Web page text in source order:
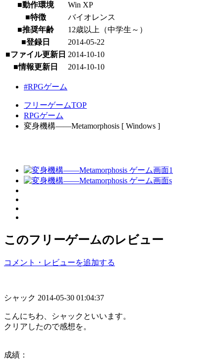
■動作環境
Win XP
■特徴
バイオレンス
■推奨年齢
12歳以上（中学生～）
■登録日
2014-05-22
■ファイル更新日 2014-10-10
■情報更新日
2014-10-10
#RPGゲーム
フリーゲームTOP
RPGゲーム
変身機構――Metamorphosis [ Windows ]
このフリーゲームのレビュー
コメント・レビューを追加する
シャック 2014-05-30 01:04:37
こんにちわ、シャックといいます。
クリアしたので感想を。
成績：